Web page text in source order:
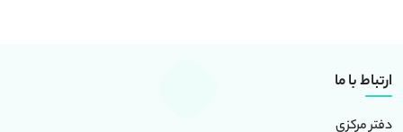
ارتباط با ما
دفتر مرکزی